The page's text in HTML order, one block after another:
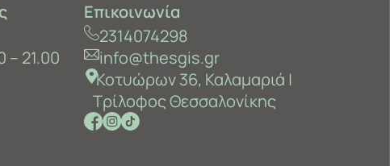
– 21.00
Επικοινωνία
2314074298
info@thesgis.gr
Κοτυώρων 36, Καλαμαριά ‎|
Τρίλοφος Θεσσαλονίκης